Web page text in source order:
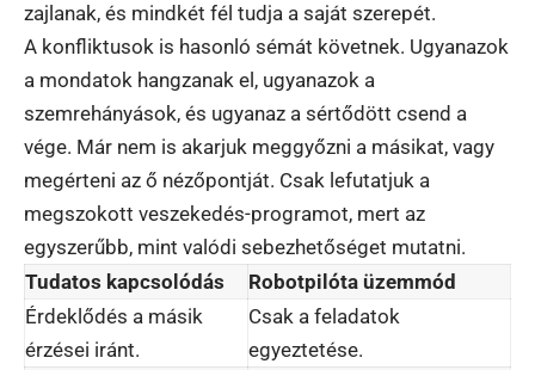
zajlanak, és mindkét fél tudja a saját szerepét.
A konfliktusok is hasonló sémát követnek. Ugyanazok
a mondatok hangzanak el, ugyanazok a
szemrehányások, és ugyanaz a sértődött csend a
vége. Már nem is akarjuk meggyőzni a másikat, vagy
megérteni az ő nézőpontját. Csak lefutatjuk a
megszokott veszekedés-programot, mert az
egyszerűbb, mint valódi sebezhetőséget mutatni.
Tudatos kapcsolódás
Robotpilóta üzemmód
Érdeklődés a másik
érzései iránt.
Csak a feladatok
egyeztetése.